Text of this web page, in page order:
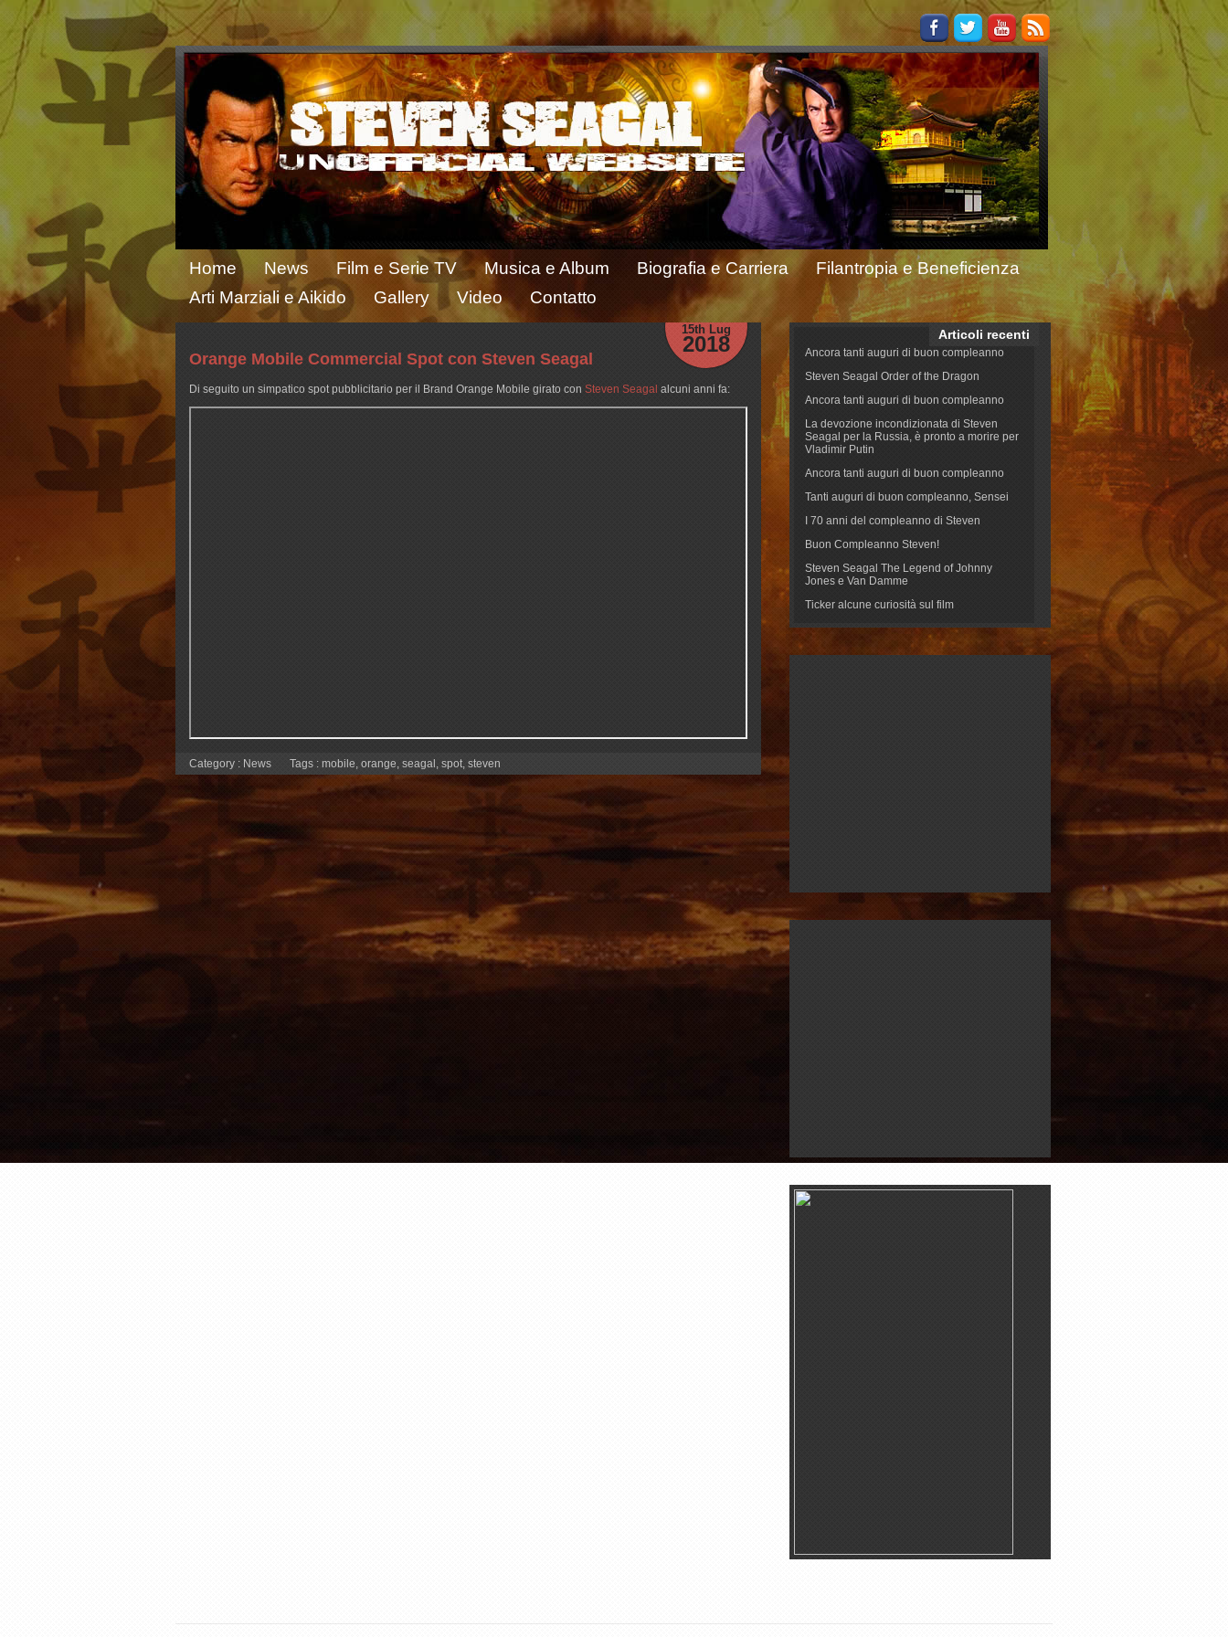
Home News Film e Serie TV Musica e Album Biografia e Carriera
Filantropia e Beneficienza
Arti Marziali e Aikido
Gallery Video Contatto
15th Lug
2018
Orange Mobile Commercial Spot con Steven Seagal
Di seguito un simpatico spot pubblicitario per il Brand Orange Mobile girato con Steven Seagal alcuni anni fa:
Category : News Tags : mobile, orange, seagal , spot, steven
Articoli recenti
Ancora tanti auguri di buon compleanno
Steven Seagal Order of the Dragon
Ancora tanti auguri di buon compleanno
La devozione incondizionata di Steven
Seagal per la Russia, è pronto a morire per
Vladimir Putin
Ancora tanti auguri di buon compleanno
Tanti auguri di buon compleanno, Sensei
I 70 anni del compleanno di Steven
Buon Compleanno Steven!
Steven Seagal The Legend of Johnny
Jones e Van Damme
Ticker alcune curiosità sul film